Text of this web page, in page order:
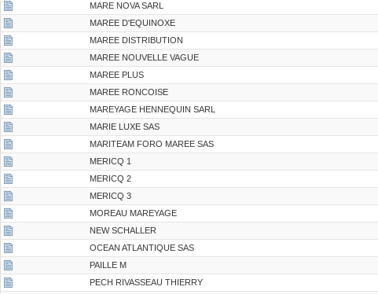
MARE NOVA SARL
MAREE D'EQUINOXE
MAREE DISTRIBUTION
MAREE NOUVELLE VAGUE
MAREE PLUS
MAREE RONCOISE
MAREYAGE HENNEQUIN SARL
MARIE LUXE SAS
MARITEAM FORO MAREE SAS
MERICQ 1
MERICQ 2
MERICQ 3
MOREAU MAREYAGE
NEW SCHALLER
OCEAN ATLANTIQUE SAS
PAILLE M
PECH RIVASSEAU THIERRY